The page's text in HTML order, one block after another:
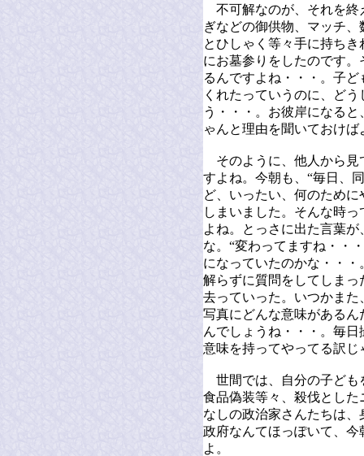
不可解なのが、それを終
ぎなどの御供物、マッチ
とひしゃく等々手に持ち
にお墓参りをしたのです
るんですよね・・・。子
くれたっていうのに、ど
う・・・。お彼岸になる
ゃんと理由を聞いておけ
そのように、他人から見
すよね。今朝も、“毎日、
ど、いったい、何のため
しまいました。そんな時
よね。とっさに出た言葉
な。“変わってますね・・
になっていたのかな・・
解らずに質問をしてしま
去っていった。いつかま
写真にどんな意味がある
んでしょうね・・・。毎
意味を持ってやってる訳
世間では、自分の子ども
食品偽装等々、殺伐とし
なしの政治家さんたちは
政府なんてほっぽいて、
よ。